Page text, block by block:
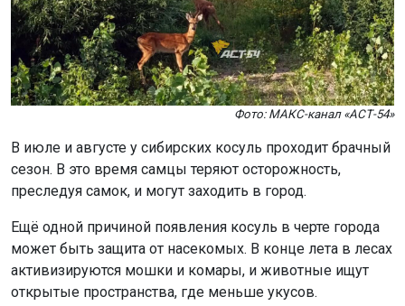
Фото: МАКС-канал «АСТ-54»
В июле и августе у сибирских косуль проходит брачный
сезон. В это время самцы теряют осторожность,
преследуя самок, и могут заходить в город.
Ещё одной причиной появления косуль в черте города
может быть защита от насекомых. В конце лета в лесах
активизируются мошки и комары, и животные ищут
открытые пространства, где меньше укусов.